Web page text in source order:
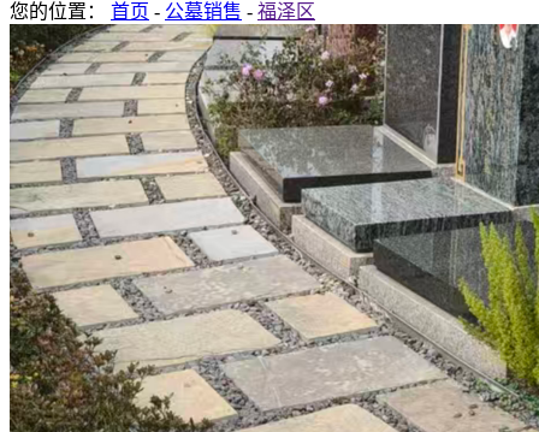
您的位置： 首页 - 公墓销售 - 福泽区